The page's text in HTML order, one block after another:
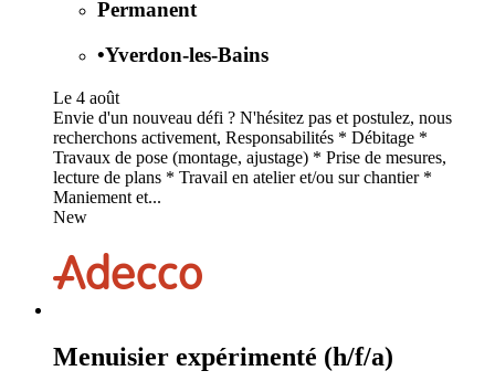
Permanent
•Yverdon-les-Bains
Le 4 août
Envie d'un nouveau défi ? N'hésitez pas et postulez, nous
recherchons activement, Responsabilités * Débitage *
Travaux de pose (montage, ajustage) * Prise de mesures,
lecture de plans * Travail en atelier et/ou sur chantier *
Maniement et...
New
Menuisier expérimenté (h/f/a)